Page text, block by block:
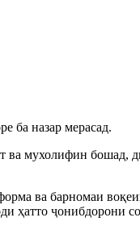
ба назар мерасад.
ва мухолифин
ва барномаи
ҳатто ҷонибдорони